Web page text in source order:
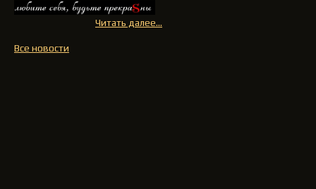
Читать далее...
Все новости